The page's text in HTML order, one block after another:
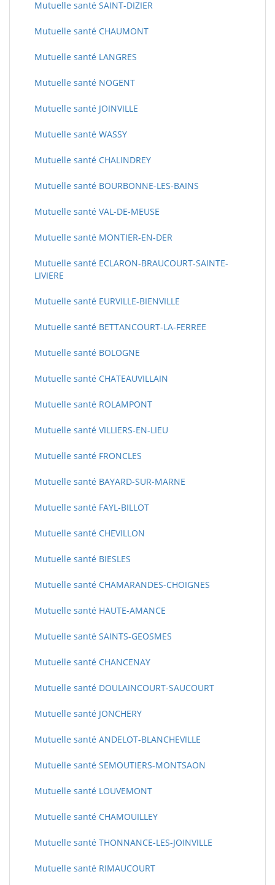
Mutuelle santé SAINT-DIZIER
Mutuelle santé CHAUMONT
Mutuelle santé LANGRES
Mutuelle santé NOGENT
Mutuelle santé JOINVILLE
Mutuelle santé WASSY
Mutuelle santé CHALINDREY
Mutuelle santé BOURBONNE-LES-BAINS
Mutuelle santé VAL-DE-MEUSE
Mutuelle santé MONTIER-EN-DER
Mutuelle santé ECLARON-BRAUCOURT-SAINTE-
LIVIERE
Mutuelle santé EURVILLE-BIENVILLE
Mutuelle santé BETTANCOURT-LA-FERREE
Mutuelle santé BOLOGNE
Mutuelle santé CHATEAUVILLAIN
Mutuelle santé ROLAMPONT
Mutuelle santé VILLIERS-EN-LIEU
Mutuelle santé FRONCLES
Mutuelle santé BAYARD-SUR-MARNE
Mutuelle santé FAYL-BILLOT
Mutuelle santé CHEVILLON
Mutuelle santé BIESLES
Mutuelle santé CHAMARANDES-CHOIGNES
Mutuelle santé HAUTE-AMANCE
Mutuelle santé SAINTS-GEOSMES
Mutuelle santé CHANCENAY
Mutuelle santé DOULAINCOURT-SAUCOURT
Mutuelle santé JONCHERY
Mutuelle santé ANDELOT-BLANCHEVILLE
Mutuelle santé SEMOUTIERS-MONTSAON
Mutuelle santé LOUVEMONT
Mutuelle santé CHAMOUILLEY
Mutuelle santé THONNANCE-LES-JOINVILLE
Mutuelle santé RIMAUCOURT